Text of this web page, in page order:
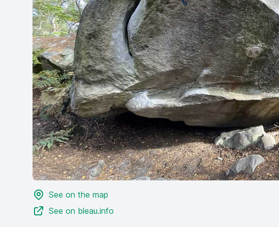
See on the map
See on bleau.info